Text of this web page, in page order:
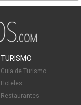
TURISMO
Guía de Turismo
Hoteles
Restaurantes